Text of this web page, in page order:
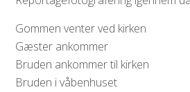
Gommen venter ved kirken
Gæster ankommer
Bruden ankommer til kirken
Bruden i våbenhuset